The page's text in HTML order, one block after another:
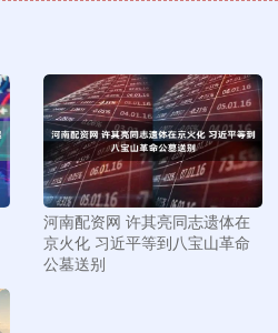
河南配资网 许其亮同志遗体在
京火化 习近平等到八宝山革命
公墓送别